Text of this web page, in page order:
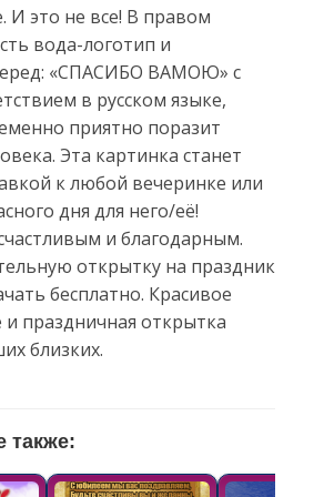
И это не все! В правом
вода-логотип и
«СПАСИБО ВАМОЮ» с
в русском языке,
приятно поразит
Эта картинка станет
к любой вечеринке или
дня для него/её!
и благодарным.
открытку на праздник
бесплатно. Красивое
праздничная открытка
близких.
также: